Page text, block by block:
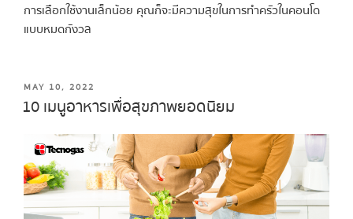
การเลือกใช้งานเล็กน้อย คุณก็จะมีความสุขในการทำครัวในคอนโด
แบบหมดกังวล
MAY 10, 2022
10 เมนูอาหารเพื่อสุขภาพยอดนิยม